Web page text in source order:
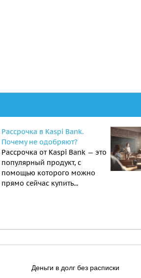
Рассрочка в Kaspi Bank.
Почему не одобряют?
Рассрочка от Kaspi Bank — это
популярный продукт, с
помощью которого можно
прямо сейчас купить...
Деньги в долг без расписки